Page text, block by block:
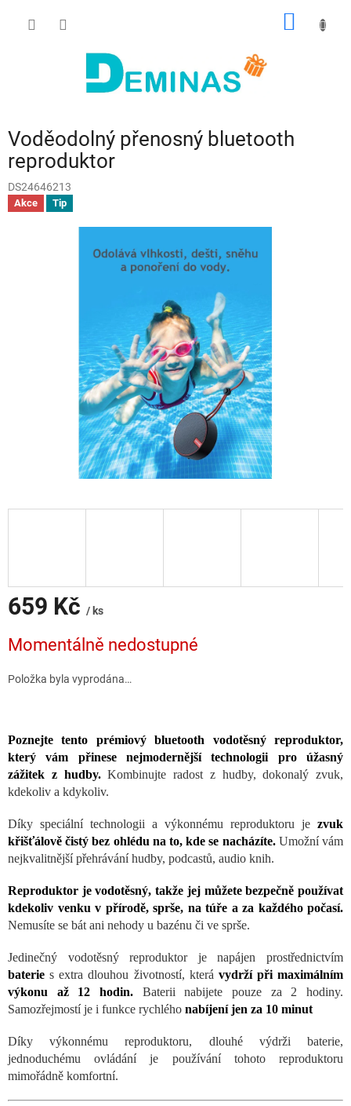
Voděodolný přenosný bluetooth
reproduktor
DS24646213
Akce Tip
659 Kč / ks
cena:
Momentálně nedostupné
Položka byla vyprodána…
Poznejte tento prémiový bluetooth vodotěsný reproduktor,
který vám přinese nejmodernější technologii pro úžasný
zážitek z hudby.Kombinujte radost z hudby, dokonalý zvuk,
kdekoliv a kdykoliv.
Díky speciální technologii a výkonnému reproduktoru je zvuk
křišťálově čistý bez ohlédu na to, kde se nacházíte.Umožní vám
nejkvalitnější přehrávání hudby, podcastů, audio knih.
Reproduktor je vodotěsný, takže jej můžete bezpečně používat
kdekoliv venku v přírodě, sprše, na túře a za každého počasí.
Nemusíte se bát ani nehody u bazénu či ve sprše.
Jedinečný vodotěsný reproduktor je napájen prostřednictvím
baterie s extra dlouhou životností, která vydrží při maximálním
výkonu až 12 hodin.
Baterii nabijete pouze za 2 hodiny.
Samozřejmostí je i funkce rychlého nabíjení jen za 10 minut
Díky výkonnému reproduktoru, dlouhé výdrži baterie,
jednoduchému ovládání je používání tohoto reproduktoru
mimořádně komfortní.